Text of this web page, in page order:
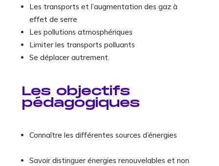
Les transports et l’augmentation des gaz à
effet de serre
Les pollutions atmosphériques
Limiter les transports polluants
Se déplacer autrement.
Les objectifs
pédagogiques
Connaître les différentes sources d’énergies
Savoir distinguer énergies renouvelables et non